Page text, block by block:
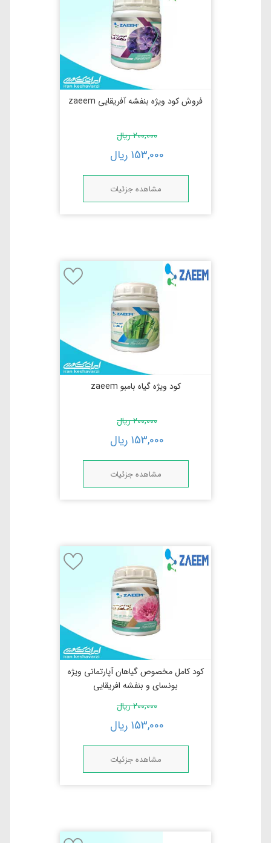
فروش کود ویژه بنفشه آفریقایی zaeem
200,000ریال
153,000 ریال
مشاهده جزئیات
کود ویژه گیاه بامبو zaeem
200,000ریال
153,000 ریال
مشاهده جزئیات
کود کامل مخصوص گیاهان آپارتمانی ویژه
بونسای و بنفشه افریقایی
200,000ریال
153,000 ریال
مشاهده جزئیات